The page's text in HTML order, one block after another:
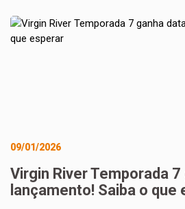
09/01/2026
Virgin River Temporada
lançamento! Saiba o que